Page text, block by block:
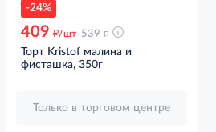
-24%
409 д/шт 539 д
Торт Kristof малина и
фисташка, 350г
Только в торговом центре